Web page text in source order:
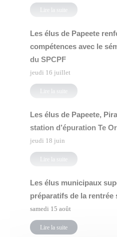
Lire la suite
Les élus de Papeete
compétences avec le
du SPCPF
jeudi 16 juillet
Lire la suite
Les élus de Papeete,
station d’épuration Te
jeudi 18 juin
Lire la suite
Les élus municipaux
préparatifs de la rentrée
samedi 15 août
Lire la suite